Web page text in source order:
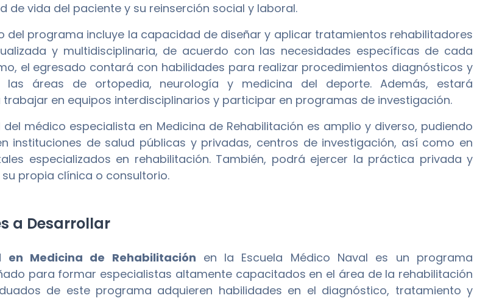
de vida del paciente y su reinserción social y laboral.
del programa incluye la capacidad de diseñar y aplicar tratamientos rehabilitadores
y multidisciplinaria, de acuerdo con las necesidades específicas de cada
el egresado contará con habilidades para realizar procedimientos diagnósticos y
las áreas de ortopedia, neurología y medicina del deporte. Además, estará
en equipos interdisciplinarios y participar en programas de investigación.
médico especialista en Medicina de Rehabilitación es amplio y diverso, pudiendo
instituciones de salud públicas y privadas, centros de investigación, así como en
especializados en rehabilitación. También, podrá ejercer la práctica privada y
propia clínica o consultorio.
a Desarrollar
en Medicina de Rehabilitación en la Escuela Médico Naval es un programa
para formar especialistas altamente capacitados en el área de la rehabilitación
de este programa adquieren habilidades en el diagnóstico, tratamiento y